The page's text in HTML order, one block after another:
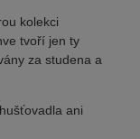
kolekci
tvoří jen ty
za studena a
ani